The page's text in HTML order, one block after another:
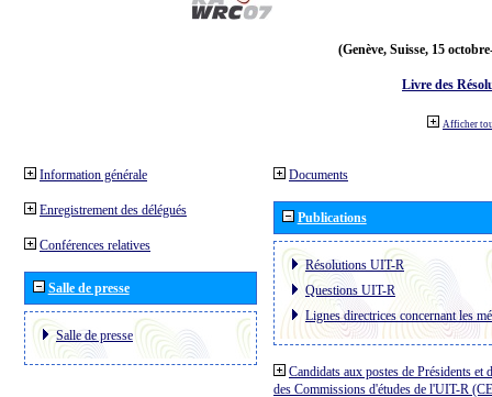
(Genève, Suisse, 15
Livre des
Afficher
Information générale
Enregistrement des délégués
Conférences relatives
Salle de presse
Salle de presse
Documents
Publications
Résolutions UIT-R
Questions UIT-R
Lignes directrices concernant les
Candidats aux postes de Présidents et
des Commissions d'études de l'UIT-R